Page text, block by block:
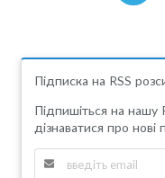
Підписка на RSS
Підпишіться на нашу
дізнаватися про нові